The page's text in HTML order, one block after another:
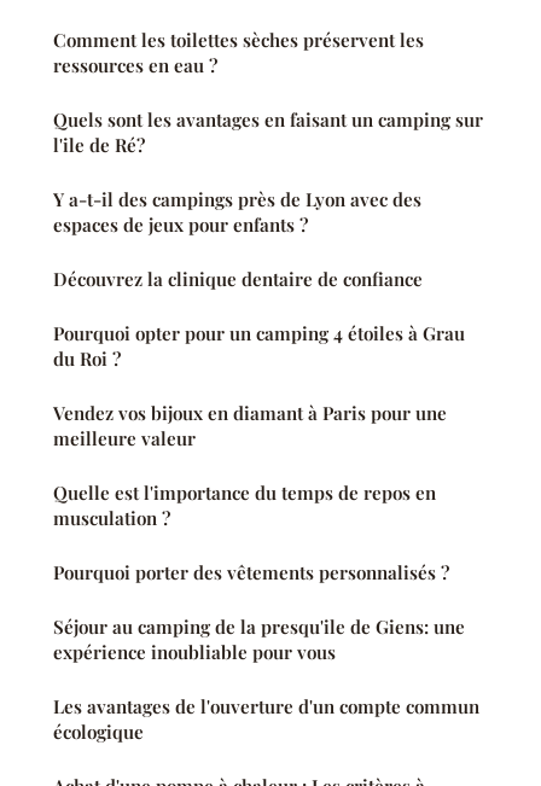
Comment les toilettes sèches préservent les
ressources en eau ?
Quels sont les avantages en faisant un camping sur
l'ile de Ré?
Y a-t-il des campings près de Lyon avec des
espaces de jeux pour enfants ?
Découvrez la clinique dentaire de confiance
Pourquoi opter pour un camping 4 étoiles à Grau
du Roi ?
Vendez vos bijoux en diamant à Paris pour une
meilleure valeur
Quelle est l'importance du temps de repos en
musculation ?
Pourquoi porter des vêtements personnalisés ?
Séjour au camping de la presqu'ile de Giens: une
expérience inoubliable pour vous
Les avantages de l'ouverture d'un compte commun
écologique